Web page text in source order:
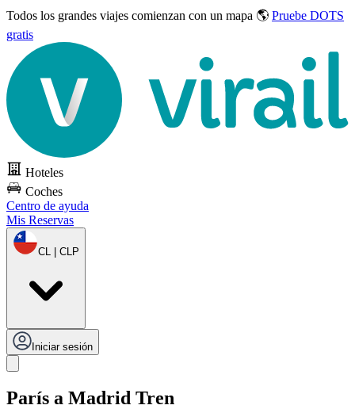
Todos los grandes viajes comienzan con un mapa 🌎 Pruebe DOTS
gratis
Hoteles
Coches
Centro de ayuda
Mis Reservas
CL | CLP
Iniciar sesión
París a Madrid Tren